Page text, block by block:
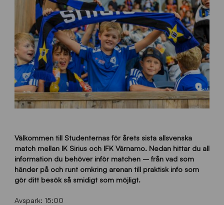
Välkommen till Studenternas för årets sista allsvenska
match mellan IK Sirius och IFK Värnamo. Nedan hittar du all
information du behöver inför matchen – från vad som
händer på och runt omkring arenan till praktisk info som
gör ditt besök så smidigt som möjligt.
Avspark: 15:00